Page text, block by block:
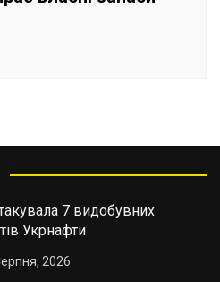
7 видобувних
Укрнафти
2026